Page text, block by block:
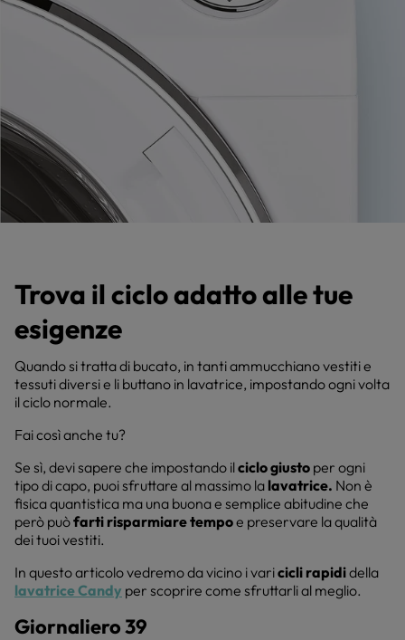
Trova il ciclo adatto alle tue
esigenze
Quando si tratta di bucato, in tanti ammucchiano vestiti e
tessuti diversi e li buttano in lavatrice, impostando ogni volta
il ciclo normale.
Fai così anche tu?
Se sì, devi sapere che impostando ilciclo giusto per ogni
tipo di capo, puoi sfruttare al massimo la lavatrice. Non è
fisica quantistica ma una buona e semplice abitudine che
però puòfarti risparmiare tempoe preservare la qualità
dei tuoi vestiti.
In questo articolo vedremo da vicino i varicicli rapididella
lavatrice Candy per scoprire come sfruttarli al meglio.
Giornaliero 39